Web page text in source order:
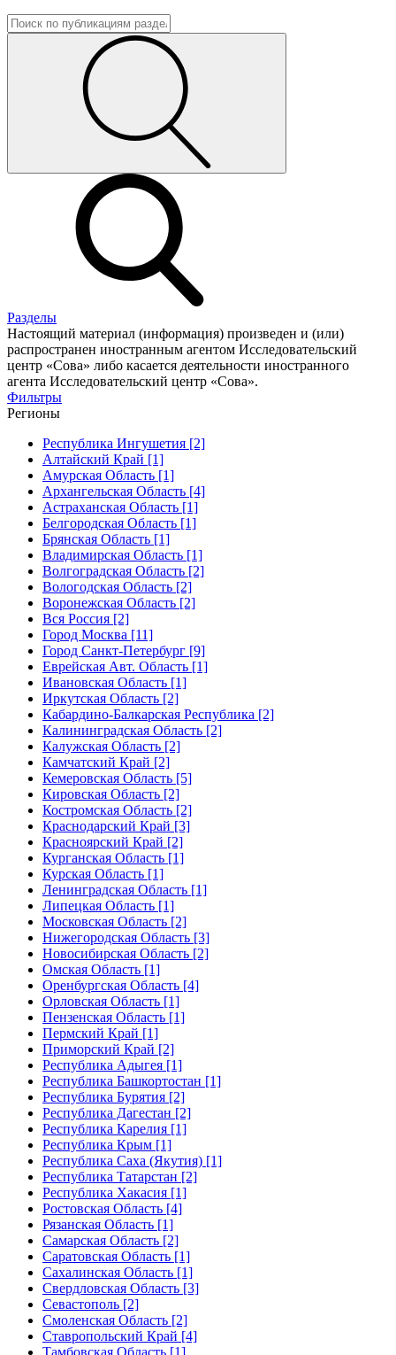
Разделы
Настоящий материал (информация) произведен и (или)
распространен иностранным агентом Исследовательский
центр «Сова» либо касается деятельности иностранного
агента Исследовательский центр «Сова».
Фильтры
Регионы
Республика Ингушетия [2]
Алтайский Край [1]
Амурская Область [1]
Архангельская Область [4]
Астраханская Область [1]
Белгородская Область [1]
Брянская Область [1]
Владимирская Область [1]
Волгоградская Область [2]
Вологодская Область [2]
Воронежская Область [2]
Вся Россия [2]
Город Москва [11]
Город Санкт-Петербург [9]
Еврейская Авт. Область [1]
Ивановская Область [1]
Иркутская Область [2]
Кабардино-Балкарская Республика [2]
Калининградская Область [2]
Калужская Область [2]
Камчатский Край [2]
Кемеровская Область [5]
Кировская Область [2]
Костромская Область [2]
Краснодарский Край [3]
Красноярский Край [2]
Курганская Область [1]
Курская Область [1]
Ленинградская Область [1]
Липецкая Область [1]
Московская Область [2]
Нижегородская Область [3]
Новосибирская Область [2]
Омская Область [1]
Оренбургская Область [4]
Орловская Область [1]
Пензенская Область [1]
Пермский Край [1]
Приморский Край [2]
Республика Адыгея [1]
Республика Башкортостан [1]
Республика Бурятия [2]
Республика Дагестан [2]
Республика Карелия [1]
Республика Крым [1]
Республика Саха (Якутия) [1]
Республика Татарстан [2]
Республика Хакасия [1]
Ростовская Область [4]
Рязанская Область [1]
Самарская Область [2]
Саратовская Область [1]
Сахалинская Область [1]
Свердловская Область [3]
Севастополь [2]
Смоленская Область [2]
Ставропольский Край [4]
Тамбовская Область [1]